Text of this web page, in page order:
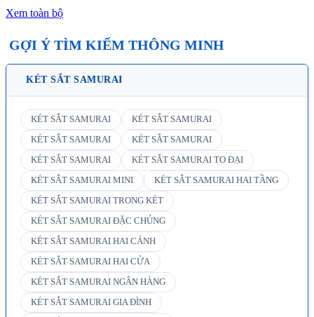
Xem toàn bộ
GỢI Ý TÌM KIẾM THÔNG MINH
KÉT SẮT SAMURAI
KÉT SẮT SAMURAI KÉT SẮT SAMURAI
KÉT SẮT SAMURAI KÉT SẮT SAMURAI
KÉT SẮT SAMURAI KÉT SẮT SAMURAI TO ĐẠI
KÉT SẮT SAMURAI MINI KÉT SẮT SAMURAI HAI TẦNG
KÉT SẮT SAMURAI TRONG KÉT
KÉT SẮT SAMURAI ĐẶC CHỦNG
KÉT SẮT SAMURAI HAI CÁNH
KÉT SẮT SAMURAI HAI CỬA
KÉT SẮT SAMURAI NGÂN HÀNG
KÉT SẮT SAMURAI GIA ĐÌNH